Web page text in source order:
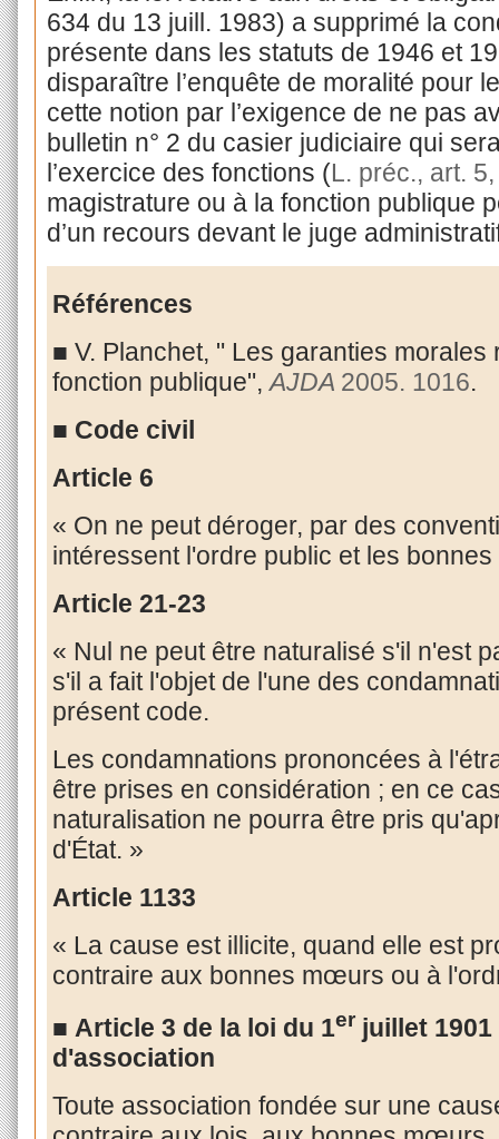
634 du 13 juill. 1983) a supprimé la
présente dans les statuts de 1946 et
disparaître l’enquête de moralité pour
cette notion par l’exigence de ne pas
bulletin n° 2 du casier judiciaire qui
l’exercice des fonctions (L. préc., art. 5,
magistrature ou à la fonction publique
d’un recours devant le juge
Références
■ V. Planchet, " Les garanties
fonction publique",AJDA 2005. 1016.
■ Code civil
Article 6
« On ne peut déroger, par des
intéressent l'ordre public et les
Article 21-23
« Nul ne peut être naturalisé s'il n'est
s'il a fait l'objet de l'une des
présent code.
Les condamnations prononcées à
être prises en considération ; en ce
naturalisation ne pourra être pris
d'État. »
Article 1133
« La cause est illicite, quand elle est
contraire aux bonnes mœurs ou à
■ Article 3 de la loi du 1erjuillet 1901
d'association
Toute association fondée sur une